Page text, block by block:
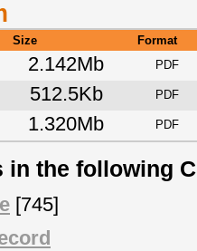
Size
Format
2.142Mb PDF
512.5Kb PDF
1.320Mb PDF
in the following
[745]